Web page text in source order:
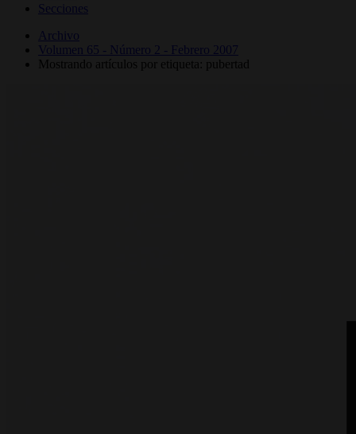
Secciones
Archivo
Volumen 65 - Número 2 - Febrero 2007
Mostrando artículos por etiqueta: pubertad